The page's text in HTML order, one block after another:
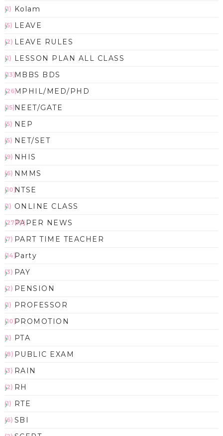
Kolam
(1)
LEAVE
(5)
LEAVE RULES
(2)
LESSON PLAN ALL CLASS
(1)
MBBS BDS
(13)
MPHIL/MED/PHD
(26)
NEET/GATE
(15)
NEP
(5)
NET/SET
(5)
NHIS
(9)
NMMS
(6)
NTSE
(10)
ONLINE CLASS
(1)
PAPER NEWS
(2783)
PART TIME TEACHER
(7)
Party
(14)
PAY
(3)
PENSION
(2)
PROFESSOR
(1)
PROMOTION
(10)
PTA
(1)
PUBLIC EXAM
(8)
RAIN
(3)
RH
(2)
RTE
(1)
SBI
(6)